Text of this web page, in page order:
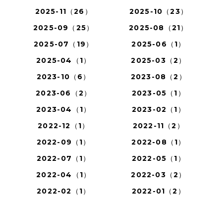
2025-11（26）
2025-10（23）
2025-09（25）
2025-08（21）
2025-07（19）
2025-06（1）
2025-04（1）
2025-03（2）
2023-10（6）
2023-08（2）
2023-06（2）
2023-05（1）
2023-04（1）
2023-02（1）
2022-12（1）
2022-11（2）
2022-09（1）
2022-08（1）
2022-07（1）
2022-05（1）
2022-04（1）
2022-03（2）
2022-02（1）
2022-01（2）